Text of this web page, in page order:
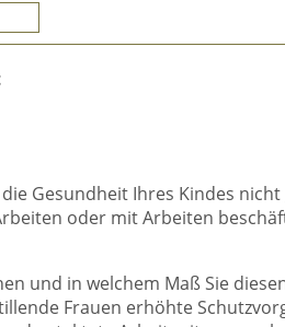
Gesundheit Ihres Kindes
oder mit Arbeiten
und in welchem Maß Sie
Frauen erhöhte